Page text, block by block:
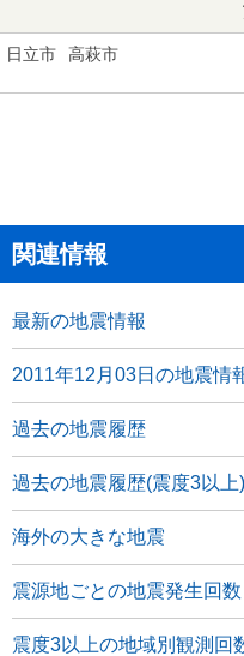
日立市 高萩市
関連情報
最新の地震情報
2011年12月03日の地震情
過去の地震履歴
過去の地震履歴(震度3以上)
海外の大きな地震
震源地ごとの地震発生回数
震度3以上の地域別観測回